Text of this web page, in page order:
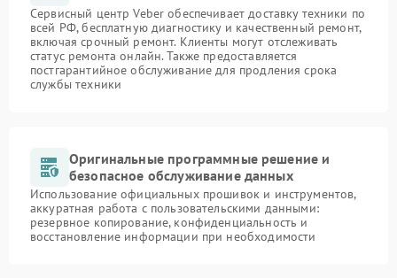
Сервисный центр Veber обеспечивает доставку техники по
всей РФ, бесплатную диагностику и качественный ремонт,
включая срочный ремонт. Клиенты могут отслеживать
статус ремонта онлайн. Также предоставляется
постгарантийное обслуживание для продления срока
службы техники
Оригинальные программные решение и
безопасное обслуживание данных
Использование официальных прошивок и инструментов,
аккуратная работа с пользовательскими данными:
резервное копирование, конфиденциальность и
восстановление информации при необходимости